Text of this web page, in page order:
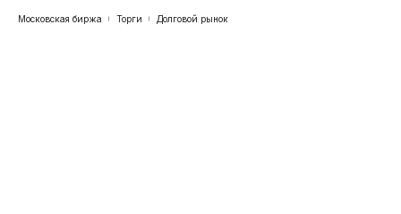
Московская биржа Торги Долговой рынок